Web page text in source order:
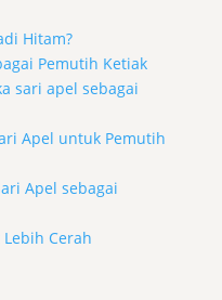
Hitam?
Pemutih Ketiak
sari apel sebagai
Apel untuk Pemutih
Apel sebagai
Cerah